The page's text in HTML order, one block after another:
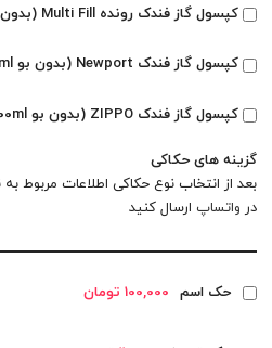
کپسول گاز فندک رونده Multi Fill (بدون بو 125ml)
کپسول گاز فندک Newport (بدون بو 250ml)
کپسول گاز فندک ZIPPO (بدون بو 100ml)
گزینه های حکاکی
بعد از انتخاب نوع حکاکی اطلاعات مربوط به
در واتساپ ارسال کنید
حک اسم 100,000 تومان